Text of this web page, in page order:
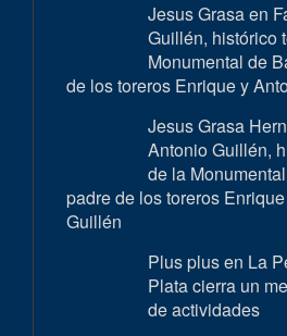
Jesus Grasa en
Guillén, histórico
Monumental de
de los toreros Enrique y
Jesus Grasa
Antonio Guillén,
de la
padre de los toreros
Guillén
Plus plus en La
Plata cierra un
de actividades